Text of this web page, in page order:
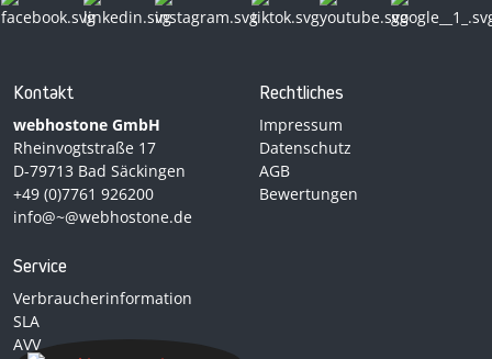
Kontakt
webhostone GmbH
Rheinvogtstraße 17
D-79713 Bad Säckingen
+49 (0)7761 926200
info@~@webhostone.de
Rechtliches
Impressum
Datenschutz
AGB
Bewertungen
Service
Verbraucherinformation
SLA
AVV